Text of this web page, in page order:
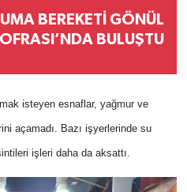
BEREKETİ GÖNÜL
BULUŞTU
isteyen esnaflar, yağmur ve
açamadı. Bazı işyerlerinde su
işleri daha da aksattı.